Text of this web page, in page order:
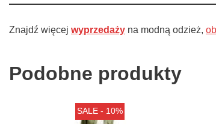
Znajdź więcej wyprzedaży na modną odzież,
Podobne produkty
SALE - 10%